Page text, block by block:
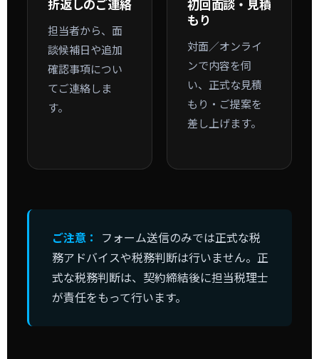
折返しのご連絡
担当者から、面
談候補日や追加
確認事項につい
てご連絡しま
す。
初回面談・見積
もり
対面／オンライ
ンで内容を伺
い、正式な見積
もり・ご提案を
差し上げます。
ご注意：
フォーム送信のみでは正式な税
務アドバイスや税務判断は行いません。正
式な税務判断は、契約締結後に担当税理士
が責任をもって行います。